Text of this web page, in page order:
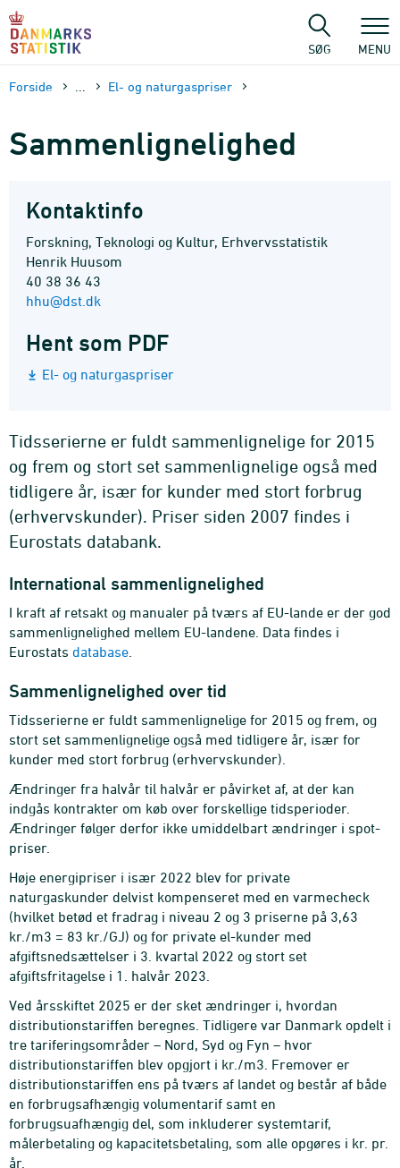
sidens
SØG MENU
Forside El- og naturgaspriser
Sammenlignelighed
Kontaktinfo
Forskning, Teknologi og Kultur, Erhvervsstatistik
Henrik Huusom
40 38 36 43
hhu@dst.dk
Hent som PDF
El- og naturgaspriser
Tidsserierne er fuldt sammenlignelige for 2015
og frem og stort set sammenlignelige også med
tidligere år, især for kunder med stort forbrug
(erhvervskunder). Priser siden 2007 findes i
Eurostats databank.
International sammenlignelighed
I kraft af retsakt og manualer på tværs af EU-lande er der god
sammenlignelighed mellem EU-landene. Data findes i
Eurostats database
Sammenlignelighed over tid
Tidsserierne er fuldt sammenlignelige for 2015 og frem, og
stort set sammenlignelige også med tidligere år, især for
kunder med stort forbrug (erhvervskunder).
Ændringer fra halvår til halvår er påvirket af, at der kan
indgås kontrakter om køb over forskellige tidsperioder.
Ændringer følger derfor ikke umiddelbart ændringer i spot-
priser.
Høje energipriser i især 2022 blev for private
naturgaskunder delvist kompenseret med en varmecheck
(hvilket betød et fradrag i niveau 2 og 3 priserne på 3,63
kr./m3 = 83 kr./GJ) og for private el-kunder med
afgiftsnedsættelser i 3. kvartal 2022 og stort set
afgiftsfritagelse i 1. halvår 2023.
Ved årsskiftet 2025 er der sket ændringer i, hvordan
distributionstariffen beregnes. Tidligere var Danmark opdelt i
tre tariferingsområder – Nord, Syd og Fyn – hvor
distributionstariffen blev opgjort i kr./m3. Fremover er
distributionstariffen ens på tværs af landet og består af både
en forbrugsafhængig volumentarif samt en
forbrugsuafhængig del, som inkluderer systemtarif,
målerbetaling og kapacitetsbetaling, som alle opgøres i kr. pr.
år.